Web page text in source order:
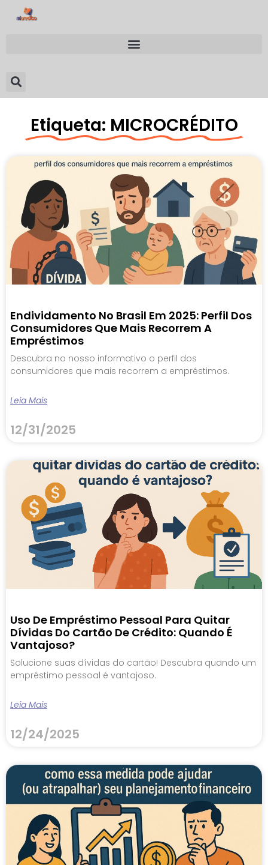
Etiqueta: MICROCRÉDITO
Endividamento No Brasil Em 2025: Perfil Dos
Consumidores Que Mais Recorrem A
Empréstimos
Descubra no nosso informativo o perfil dos
consumidores que mais recorrem a empréstimos.
Leia Mais
12/31/2025
Uso De Empréstimo Pessoal Para Quitar
Dívidas Do Cartão De Crédito: Quando É
Vantajoso?
Solucione suas dívidas do cartão! Descubra quando um
empréstimo pessoal é vantajoso.
Leia Mais
12/24/2025